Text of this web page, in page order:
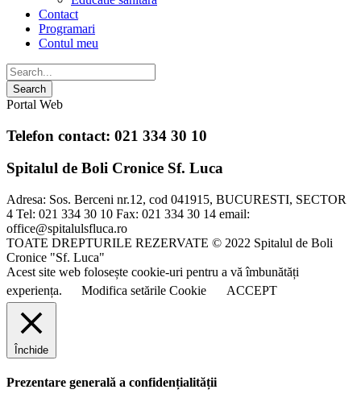
Contact
Programari
Contul meu
Portal Web
Telefon contact: 021 334 30 10
Spitalul de Boli Cronice Sf. Luca
Adresa: Sos. Berceni nr.12, cod 041915, BUCURESTI, SECTOR
4 Tel: 021 334 30 10 Fax: 021 334 30 14 email:
office@spitalulsfluca.ro
TOATE DREPTURILE REZERVATE © 2022 Spitalul de Boli
Cronice "Sf. Luca"
Acest site web folosește cookie-uri pentru a vă îmbunătăți
experiența.
Modifica setările Cookie ACCEPT
Închide
Prezentare generală a confidențialității